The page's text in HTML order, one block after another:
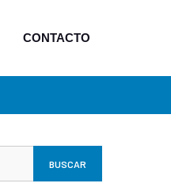
CONTACTO